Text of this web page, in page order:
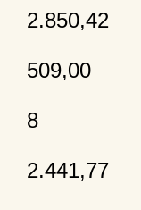
2.850,42
509,00
8
2.441,77